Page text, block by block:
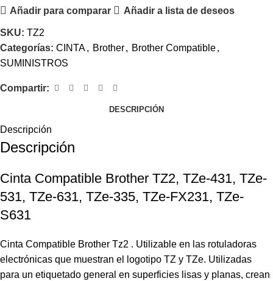
Añadir para comparar Añadir a lista de deseos
SKU: TZ2
Categorías: CINTA, Brother, Brother Compatible,
SUMINISTROS
Compartir:
DESCRIPCIÓN
Descripción
Descripción
Cinta Compatible Brother TZ2, TZe-431, TZe-
531, TZe-631, TZe-335, TZe-FX231, TZe-
S631
Cinta Compatible Brother Tz2 . Utilizable en las rotuladoras
electrónicas que muestran el logotipo TZ y TZe. Utilizadas
para un etiquetado general en superficies lisas y planas, crean